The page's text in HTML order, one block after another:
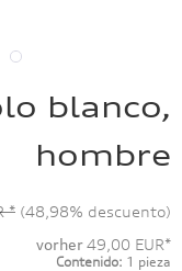
blanco,
hombre
* (48,98% descuento)
vorher49,00 EUR*
Contenido: 1 pieza